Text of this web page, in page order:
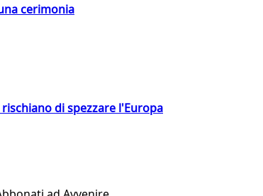
cerimonia
di spezzare l'Europa